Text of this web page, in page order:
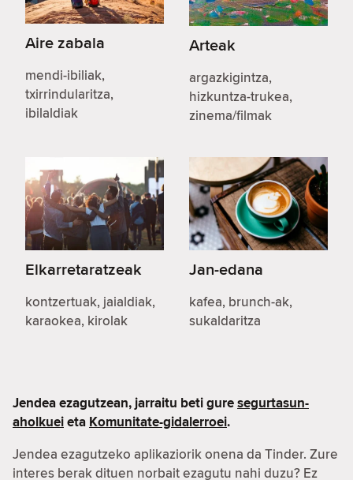
Aire zabala
mendi-ibiliak,
txirrindularitza,
ibilaldiak
Arteak
argazkigintza,
hizkuntza-trukea,
zinema/filmak
Elkarretaratzeak
kontzertuak, jaialdiak,
karaokea, kirolak
Jan-edana
kafea, brunch-ak,
sukaldaritza
Jendea ezagutzean, jarraitu beti guresegurtasun-
aholkueieta Komunitate-gidalerroei.
Jendea ezagutzeko aplikaziorik onena da Tinder. Zure
interes berak dituen norbait ezagutu nahi duzu? Ez